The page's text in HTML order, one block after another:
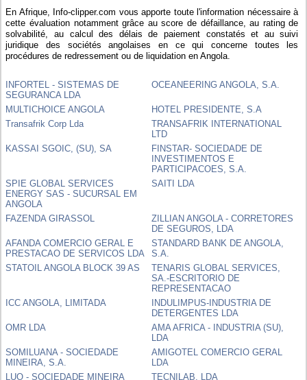
En Afrique, Info-clipper.com vous apporte toute l'information nécessaire à
cette évaluation notamment grâce au score de défaillance, au rating de
solvabilité, au calcul des délais de paiement constatés et au suivi
juridique des sociétés angolaises en ce qui concerne toutes les
procédures de redressement ou de liquidation en Angola.
INFORTEL - SISTEMAS DE
SEGURANCA LDA
OCEANEERING ANGOLA, S.A.
MULTICHOICE ANGOLA
HOTEL PRESIDENTE, S.A
Transafrik Corp Lda
TRANSAFRIK INTERNATIONAL
LTD
KASSAI SGOIC, (SU), SA
FINSTAR- SOCIEDADE DE
INVESTIMENTOS E
PARTICIPACOES, S.A.
SPIE GLOBAL SERVICES
ENERGY SAS - SUCURSAL EM
ANGOLA
SAITI LDA
FAZENDA GIRASSOL
ZILLIAN ANGOLA - CORRETORES
DE SEGUROS, LDA
AFANDA COMERCIO GERAL E
PRESTACAO DE SERVICOS LDA
STANDARD BANK DE ANGOLA,
S.A.
STATOIL ANGOLA BLOCK 39 AS
TENARIS GLOBAL SERVICES,
SA.-ESCRITORIO DE
REPRESENTACAO
ICC ANGOLA, LIMITADA
INDULIMPUS-INDUSTRIA DE
DETERGENTES LDA
OMR LDA
AMA AFRICA - INDUSTRIA (SU),
LDA
SOMILUANA - SOCIEDADE
MINEIRA, S.A.
AMIGOTEL COMERCIO GERAL
LDA
LUO - SOCIEDADE MINEIRA
TECNILAB, LDA